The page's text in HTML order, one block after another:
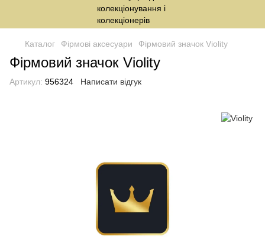
Каталог Фірмові аксесуари Фірмовий значок Violity
Фірмовий значок Violity
Артикул: 956324 Написати відгук